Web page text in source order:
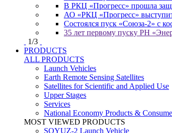
В РКЦ «Прогресс» прошла
АО «РКЦ «Прогресс»
Состоялся пуск «Союза-2» с
35 лет первому пуску РН
1/3
PRODUCTS
ALL PRODUCTS
Launch Vehicles
Earth Remote Sensing Satellites
Satellites for Scientific and Applied Use
Upper Stages
Services
National Economy Products &
MOST VIEWED PRODUCTS
SOYUZ-2 Launch Vehicle